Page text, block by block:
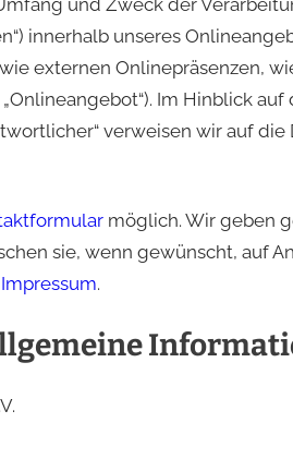
innerhalb unseres
externen Onlinepräsenzen,
Im Hinblick
verweisen wir auf
möglich. Wir geben
sie, wenn gewünscht, auf
Impressum.